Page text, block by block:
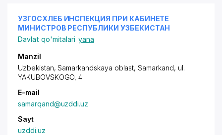
УЗГОСХЛЕБ ИНСПЕКЦИЯ ПРИ КАБИНЕТЕ
МИНИСТРОВ РЕСПУБЛИКИ УЗБЕКИСТАН
Davlat qo'mitalari yana
Manzil
Uzbekistan, Samarkandskaya oblast, Samarkand, ul.
YAKUBOVSKOGO, 4
E-mail
samarqand@uzddi.uz
Sayt
uzddi.uz